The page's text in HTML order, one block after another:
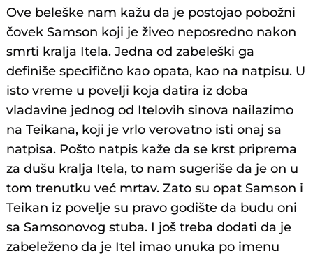
Ove beleške nam kažu da je postojao pobožni
čovek Samson koji je živeo neposredno nakon
smrti kralja Itela. Jedna od zabeleški ga
definiše specifično kao opata, kao na natpisu. U
isto vreme u povelji koja datira iz doba
vladavine jednog od Itelovih sinova nailazimo
na Teikana, koji je vrlo verovatno isti onaj sa
natpisa. Pošto natpis kaže da se krst priprema
za dušu kralja Itela, to nam sugeriše da je on u
tom trenutku već mrtav. Zato su opat Samson i
Teikan iz povelje su pravo godište da budu oni
sa Samsonovog stuba. I još treba dodati da je
zabeleženo da je Itel imao unuka po imenu